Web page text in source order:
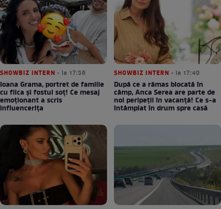
SHOWBIZ INTERN • la 17:56
Ioana Grama, portret de familie
cu fiica și fostul soț! Ce mesaj
emoționant a scris
influencerița
SHOWBIZ INTERN • la 17:40
După ce a rămas blocată în
câmp, Anca Serea are parte de
noi peripeții în vacanță! Ce s-a
întâmplat în drum spre casă